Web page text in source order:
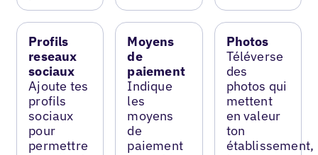
Profils
reseaux
sociaux
Ajoute tes
profils
sociaux
pour
permettre
Moyens
de
paiement
Indique
les
moyens
de
paiement
Photos
Téléverse
des
photos qui
mettent
en valeur
ton
établissement,